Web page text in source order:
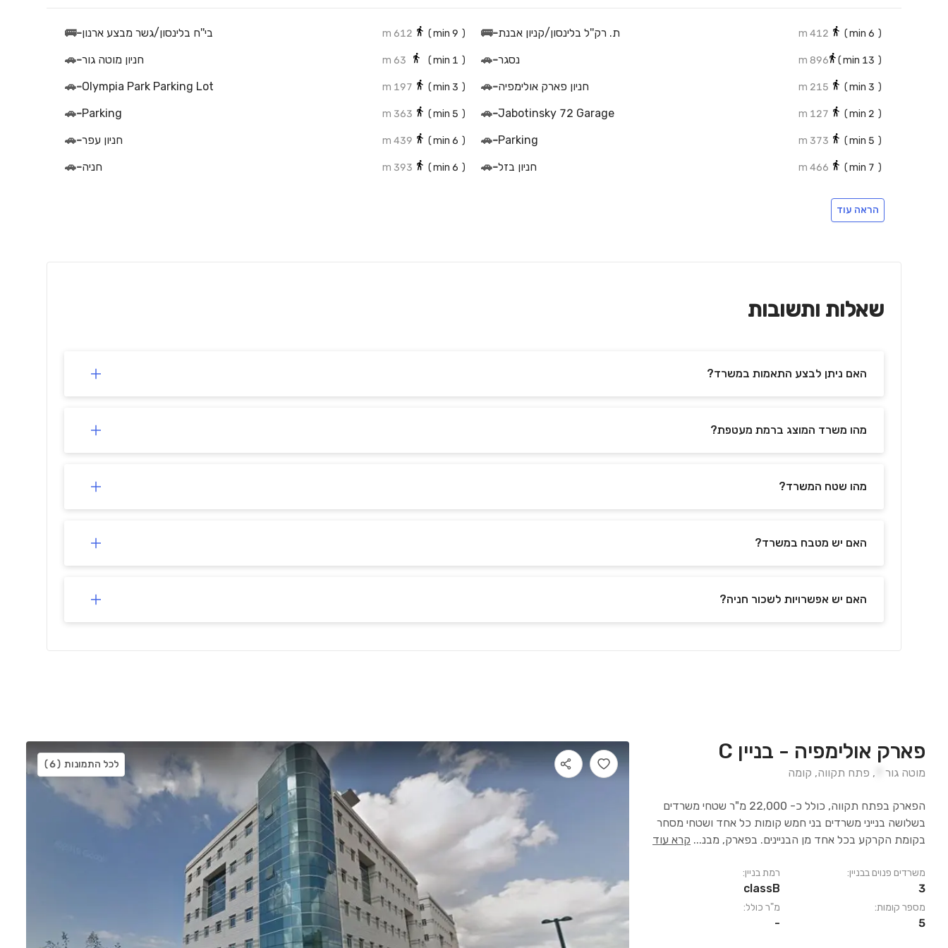
(
6
412 m ת. רק''ל בלינסון/קניון אבנת-
🚌
(
9
612 m בי''ח בלינסון/גשר מבצע ארנון-
🚌
(
13
896 m נסגר-
🚗
(
1
63 m חניון מוטה גור-
🚗
(
3
215 m חניון פארק אולימפיה-
🚗
(
3
197 m
Olympia Park Parking Lot
-
🚗
(
2
127 m
Jabotinsky 72 Garage
-
🚗
(
5
363 m
Parking
-
🚗
(
5
373 m
Parking
-
🚗
(
6
439 m חניון עפר-
🚗
(
7
466 m חניון בזל-
🚗
(
6
393 m חניה-
🚗
הראה עוד
שאלות ותשובות
האם ניתן לבצע התאמות במשרד?
מהו משרד המוצג ברמת מעטפת?
מהו שטח המשרד?
האם יש מטבח במשרד?
האם יש אפשרויות לשכור חניה?
פארק אולימפיה - בניין C
מוטה גור , פתח תקווה, קומה
הפארק בפתח תקווה, כולל כ- 22,000 מ"ר שטחי משרדים
בשלושה בנייני משרדים בני חמש קומות כל אחד ושטחי מסחר
בקומת הקרקע בכל אחד מן הבניינים. בפארק, מבנ... קרא עוד
משרדים פנוים בבניין:
3
מספר קומות:
5
רמת בניין:
classB
מ"ר כולל:
-
לכל התמונות (6)